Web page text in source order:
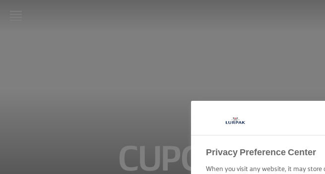
CUPCAKES
Privacy Preference Center
When you visit any website, it may store